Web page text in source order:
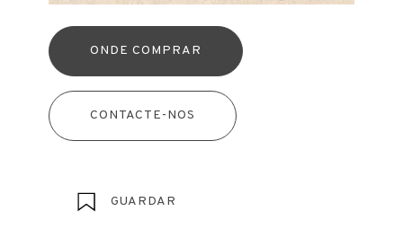
ONDE COMPRAR
CONTACTE-NOS
GUARDAR